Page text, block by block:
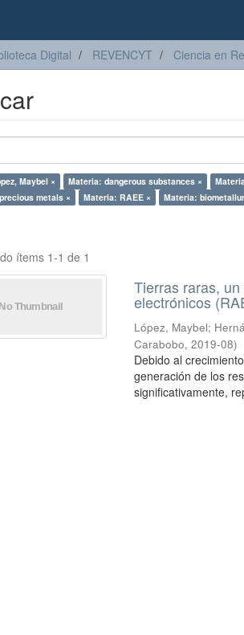
Digital REVENCYT Ciencia en
Maybel × Materia: dangerous substances ×
metals ×
Materia: RAEE × Materia:
ítems 1-1 de 1
Tierras raras,
electrónicos
López, Maybel;
Carabobo,2019-08)
Debido al
generación de los
significativamente,